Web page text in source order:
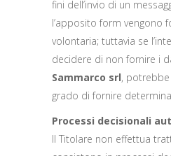
fini dell’invio di un
l’apposito form vengono
volontaria; tuttavia se
decidere di non fornire i
Sammarco srl,
grado di fornire
Processi decisionali
Il Titolare non effettua